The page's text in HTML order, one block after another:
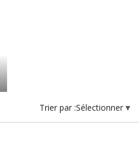
Trier par :Sélectionner